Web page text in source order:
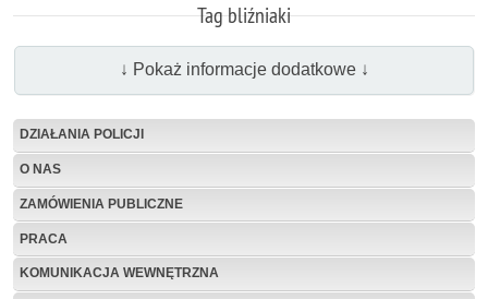
Tag bliźniaki
↓ Pokaż informacje dodatkowe ↓
DZIAŁANIA POLICJI
O NAS
ZAMÓWIENIA PUBLICZNE
PRACA
KOMUNIKACJA WEWNĘTRZNA